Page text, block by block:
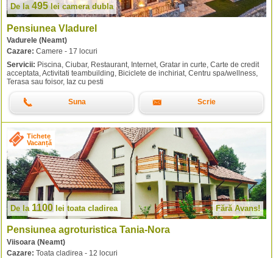
De la 495 lei camera dubla
Pensiunea Vladurel
Vadurele (Neamt)
Cazare: Camere - 17 locuri
Servicii: Piscina, Ciubar, Restaurant, Internet, Gratar in curte, Carte de credit
acceptata, Activitati teambuilding, Biciclete de inchiriat, Centru spa/wellness,
Terasa sau foisor, Iaz cu pesti
Suna Scrie
Tichete
Vacanță
De la 1100 lei toata cladirea Fără Avans!
Pensiunea agroturistica Tania-Nora
Viisoara (Neamt)
Cazare: Toata cladirea - 12 locuri